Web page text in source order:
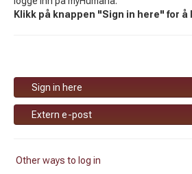
Klikk på knappen "Sign in here" for å
Sign in here
Extern e-post
Other ways to log in